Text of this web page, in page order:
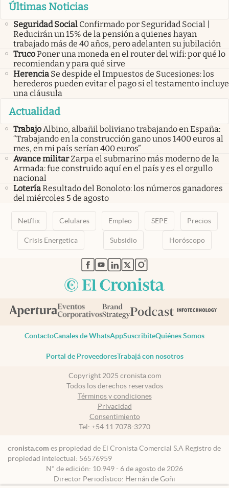
Últimas Noticias
Seguridad Social Confirmado por Seguridad Social |
Reducirán un 15% de la pensión a quienes hayan
trabajado más de 40 años, pero adelanten su jubilación
TrucoPoner una moneda en el router del wifi: por qué lo
recomiendan y para qué sirve
Herencia Se despide el Impuestos de Sucesiones: los
herederos pueden evitar el pago si el testamento incluye
una cláusula
Actualidad
TrabajoAlbino, albañil boliviano trabajando en España:
“Trabajando en la construcción gano unos 1400 euros al
mes, en mi país serían 400 euros”
Avance militarZarpa el submarino más moderno de la
Armada: fue construido aquí en el país y es el orgullo
nacional
LoteríaResultado del Bonoloto: los números ganadores
del miércoles 5 de agosto
Netflix Celulares Empleo SEPE Precios
Crisis Energetica Subsidio Horóscopo
abre en nueva pestaña
abre en nueva pestaña
abre en nueva pestaña
abre en nueva pestaña
abre en nueva pestaña
ContactoCanales de WhatsAppSuscribiteQuiénes Somos
Portal de ProveedoresTrabajá con nosotros
Copyright 2025 cronista.com
Todos los derechos reservados
Términos y condiciones
Privacidad
Consentimiento
Tel: +54 11 7078-3270
cronista.com es propiedad de El Cronista Comercial S.A Registro de
propiedad intelectual: 56576959
N° de edición: 10.949 - 6 de agosto de 2026
Director Periodístico: Hernán de Goñi